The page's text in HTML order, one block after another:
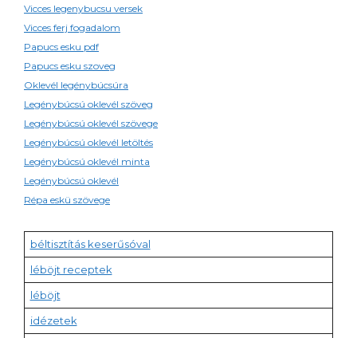
Vicces legenybucsu versek
Vicces ferj fogadalom
Papucs esku pdf
Papucs esku szoveg
Oklevél legénybúcsúra
Legénybúcsú oklevél szöveg
Legénybúcsú oklevél szövege
Legénybúcsú oklevél letöltés
Legénybúcsú oklevél minta
Legénybúcsú oklevél
Répa eskü szövege
béltisztítás keserűsóval
léböjt receptek
léböjt
idézetek